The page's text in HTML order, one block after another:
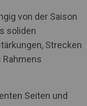
von der Saison
soliden
Strecken
Rahmens
Seiten und